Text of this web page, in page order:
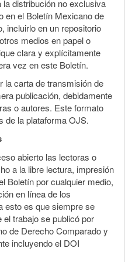
la distribución no exclusiva
en el Boletín Mexicano de
incluirlo en un repositorio
medios en papel o
clara y explícitamente
vez en este Boletín.
la carta de transmisión de
publicación, debidamente
o autores. Este formato
de la plataforma OJS.
abierto las lectoras o
a la libre lectura, impresión
Boletín por cualquier medio,
en línea de los
esto es que siempre se
trabajo se publicó por
de Derecho Comparado y
incluyendo el DOI